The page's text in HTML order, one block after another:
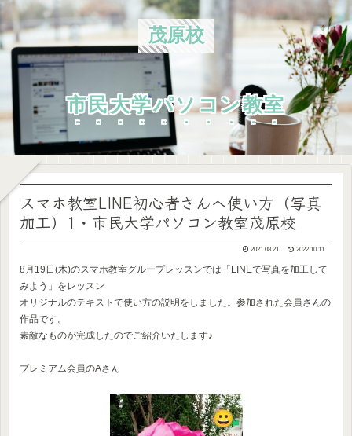
茂原校
市民大学パソコン教室
スマホ教室LINE初心者さんへ使い方（写真
加工）1・市民大学パソコン教室茂原校
2021.08.21 2022.10.11
8月19日(木)のスマホ教室グループレッスンでは「LINEで写真を加工して
みよう」をレッスン
オリジナルのテキストで使い方の説明をしました。参加された会員さんの
作品です。
素敵なものが完成したのでご紹介いたします♪
プレミアム会員のAさん